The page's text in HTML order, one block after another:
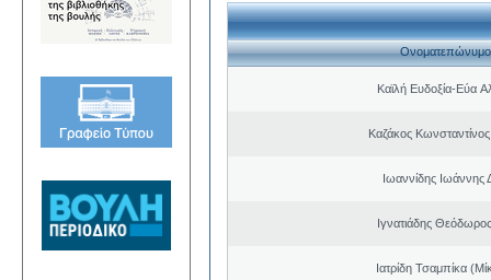
Ονοματεπώνυμο
Καϊλή Ευδοξία-Εύα
Καζάκος
Ιωαννίδης Ιωάννης
Ιγνατιάδης
Ιατρίδη Τσαμπίκα